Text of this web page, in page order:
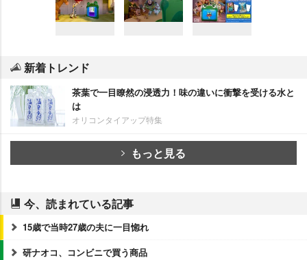
新着トレンド
茶葉で一目瞭然の浸透力！味の違いに衝撃を受ける水と
は
オリコンタイアップ特集
もっと見る
今、読まれている記事
15歳で当時27歳の夫に一目惚れ
研ナオコ、コンビニで買う商品